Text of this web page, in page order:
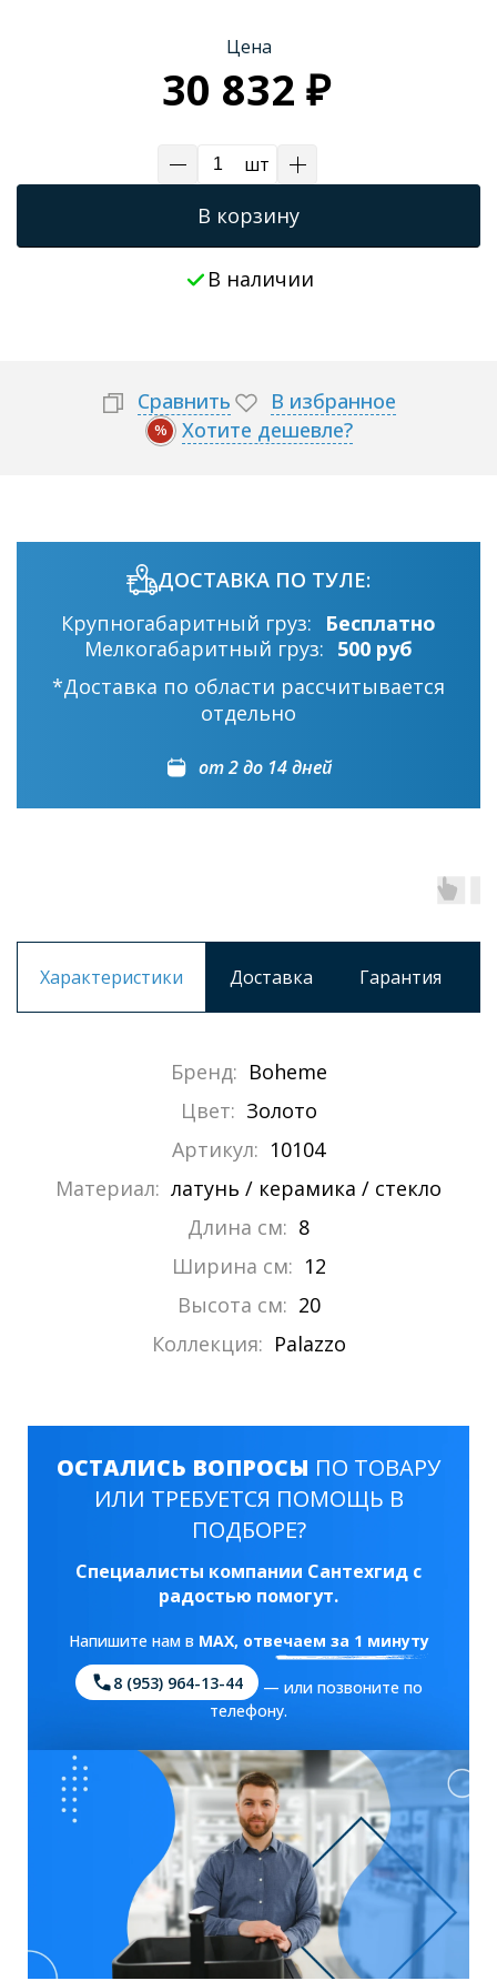
Цена
30 832 ₽
шт
В корзину
В наличии
Сравнить В избранное
% Хотите дешевле?
ДОСТАВКА ПО ТУЛЕ:
Крупногабаритный груз:
Бесплатно
Мелкогабаритный груз: 500 руб
*Доставка по области рассчитывается
отдельно
от 2 до 14 дней
Характеристики Доставка Гарантия
Бренд: Boheme
Цвет: Золото
Артикул: 10104
Материал: латунь / керамика / стекло
Длина см: 8
Ширина см: 12
Высота см: 20
Коллекция: Palazzo
ОСТАЛИСЬ ВОПРОСЫ ПО ТОВАРУ
ИЛИ ТРЕБУЕТСЯ ПОМОЩЬ В
ПОДБОРЕ?
Специалисты компании Сантехгид с
радостью помогут.
Напишите нам в MAX, отвечаем за 1 минуту
8 (953) 964-13-44
— или позвоните по
телефону.